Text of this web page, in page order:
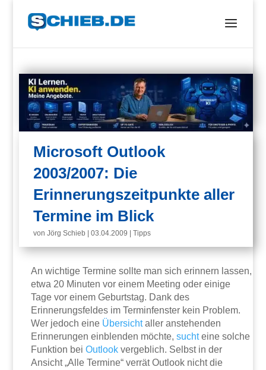
Microsoft Outlook
2003/2007: Die
Erinnerungszeitpunkte aller
Termine im Blick
vonJörg Schieb |03.04.2009 |Tipps
An wichtige Termine sollte man sich erinnern lassen,
etwa 20 Minuten vor einem Meeting oder einige
Tage vor einem Geburtstag. Dank des
Erinnerungsfeldes im Terminfenster kein Problem.
Wer jedoch eine Übersichtaller anstehenden
Erinnerungen einblenden möchte,suchteine solche
Funktion beiOutlook vergeblich. Selbst in der
Ansicht „Alle Termine“ verrät Outlook nicht die